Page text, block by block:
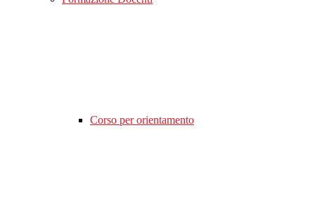
Corso per orientamento